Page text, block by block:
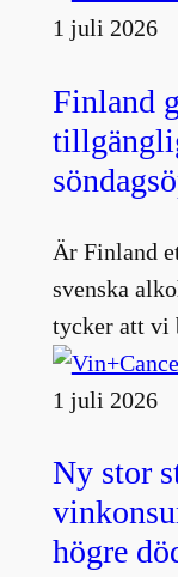
1 juli 2026
Finland
Är Finland
svenska
tycker att
1 juli 2026
Ny stor
högre